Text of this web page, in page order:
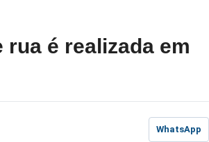
é realizada em
WhatsApp